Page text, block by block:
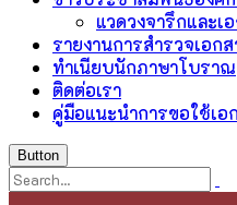
แวดวงจารึกและ
รายงานการสำรวจเอก
ทำเนียบนักภาษาโบราณ
ติดต่อเรา
คู่มือแนะนำการขอใช้เ
Button